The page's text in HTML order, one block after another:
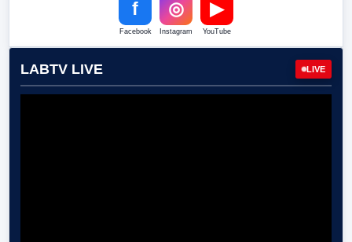
f
Facebook
◎
Instagram
▶
YouTube
LABTV LIVE LIVE